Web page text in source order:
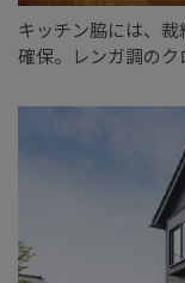
キッチン脇には、
確保。レンガ調のク